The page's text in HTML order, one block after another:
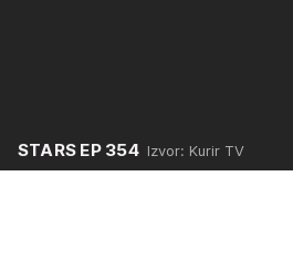
STARS EP 354Izvor: Kurir TV